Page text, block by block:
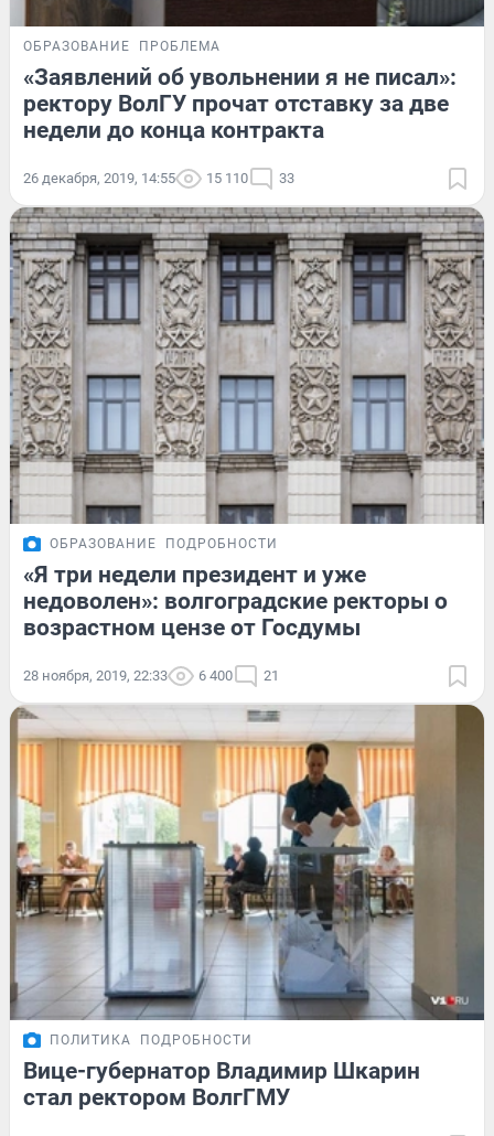
ОБРАЗОВАНИЕ ПРОБЛЕМА
«Заявлений об увольнении я не писал»:
ректору ВолГУ прочат отставку за две
недели до конца контракта
26 декабря, 2019, 14:55 15 110 33
ОБРАЗОВАНИЕ ПОДРОБНОСТИ
«Я три недели президент и уже
недоволен»: волгоградские ректоры о
возрастном цензе от Госдумы
28 ноября, 2019, 22:33 6 400 21
ПОЛИТИКА ПОДРОБНОСТИ
Вице-губернатор Владимир Шкарин
стал ректором ВолгГМУ